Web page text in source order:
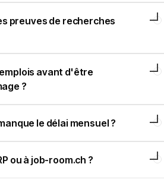
preuves de recherches
avant d'être
?
le délai mensuel ?
ou à job-room.ch ?